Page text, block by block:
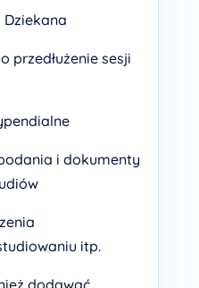
Dziekana
przedłużenie sesji
i dokumenty
itp.